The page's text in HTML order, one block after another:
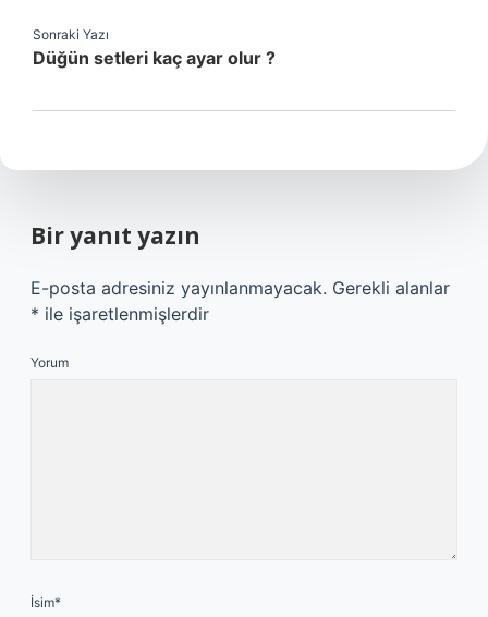
Sonraki Yazı
Düğün setleri kaç ayar olur ?
Bir yanıt yazın
E-posta adresiniz yayınlanmayacak. Gerekli alanlar
* ile işaretlenmişlerdir
Yorum
İsim*